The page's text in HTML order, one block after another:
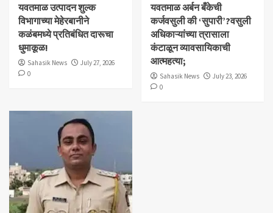
यवतमाळ उत्पादन शुल्क
विभागाच्या मेहेरबानीने
कळंबमध्ये प्रतिबंधित दारूचा
धुमाकूळ!
Sahasik News
July 27, 2026
0
​यवतमाळ अर्बन बँकेची
कर्जवसुली की ‘सुपारी’?वसुली
अधिकाऱ्यांच्या त्रासाला
कंटाळून व्यावसायिकाची
आत्महत्या;
Sahasik News
July 23, 2026
0